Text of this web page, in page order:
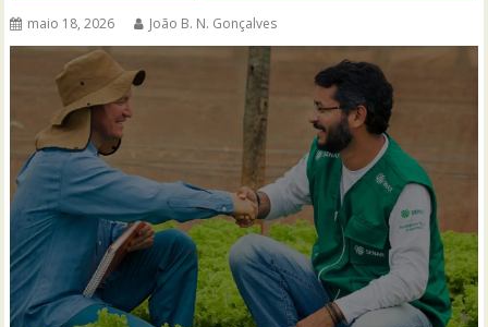
maio 18, 2026 João B. N. Gonçalves